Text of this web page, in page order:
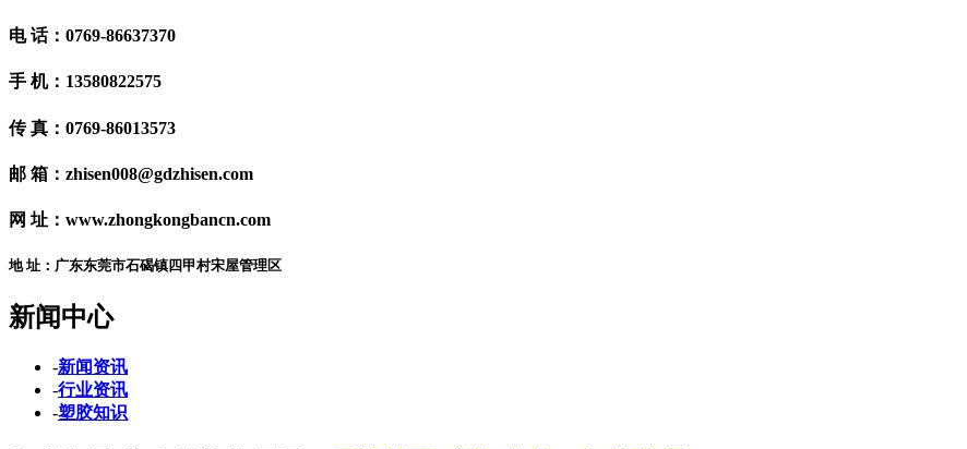
电 话：0769-86637370
手 机：13580822575
传 真：0769-86013573
邮 箱：zhisen008@gdzhisen.com
网 址：www.zhongkongbancn.com
地 址：广东东莞市石碣镇四甲村宋屋管理区
新闻中心
-新闻资讯
-行业资讯
-塑胶知识